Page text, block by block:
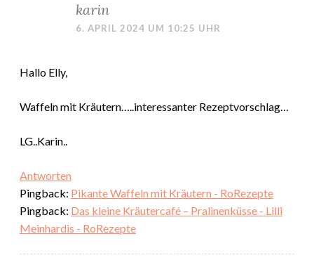
karin
6. APRIL 2024 UM 10:25 UHR
Hallo Elly,
Waffeln mit Kräutern…..interessanter Rezeptvorschlag…
LG..Karin..
Antworten
Pingback: Pikante Waffeln mit Kräutern - RoRezepte
Pingback: Das kleine Kräutercafé – Pralinenküsse - Lilli
Meinhardis - RoRezepte